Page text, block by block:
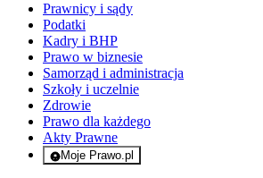
Prawnicy i sądy
Podatki
Kadry i BHP
Prawo w biznesie
Samorząd i administracja
Szkoły i uczelnie
Zdrowie
Prawo dla każdego
Akty Prawne
Moje Prawo.pl
- rejestracja i logowanie do